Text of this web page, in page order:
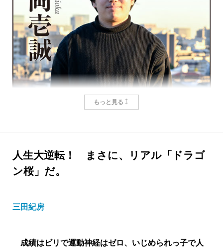
西岡壱誠、 池田渓
西岡壱誠さんは偏差値35から東大に合格し、現役東大
生ながら、シリーズ累計45万部を突破した『東大読
書』を執筆、ドラマ「ドラゴン桜」の監修者としても
活躍している。一方、池田渓さんは東大卒業後、同大
学大学院を経て、現在は文筆家として活動し「東大に
か……東大をめぐる文庫新刊を出した二人が、縦横無
尽に語り合った。
池田西岡さんの『それでも僕は東大に合格したかっ
受験した主人公が、試験から合格発表までの八日間
リアル「ドラゴン桜」から贈る受験生へ
西岡壱誠
丈の「受験」を語る。
もっと見る
人生大逆転！ まさに、リアル「ドラゴ
ン桜」だ。
三田紀房
成績はビリで運動神経はゼロ、いじめられっ子で人